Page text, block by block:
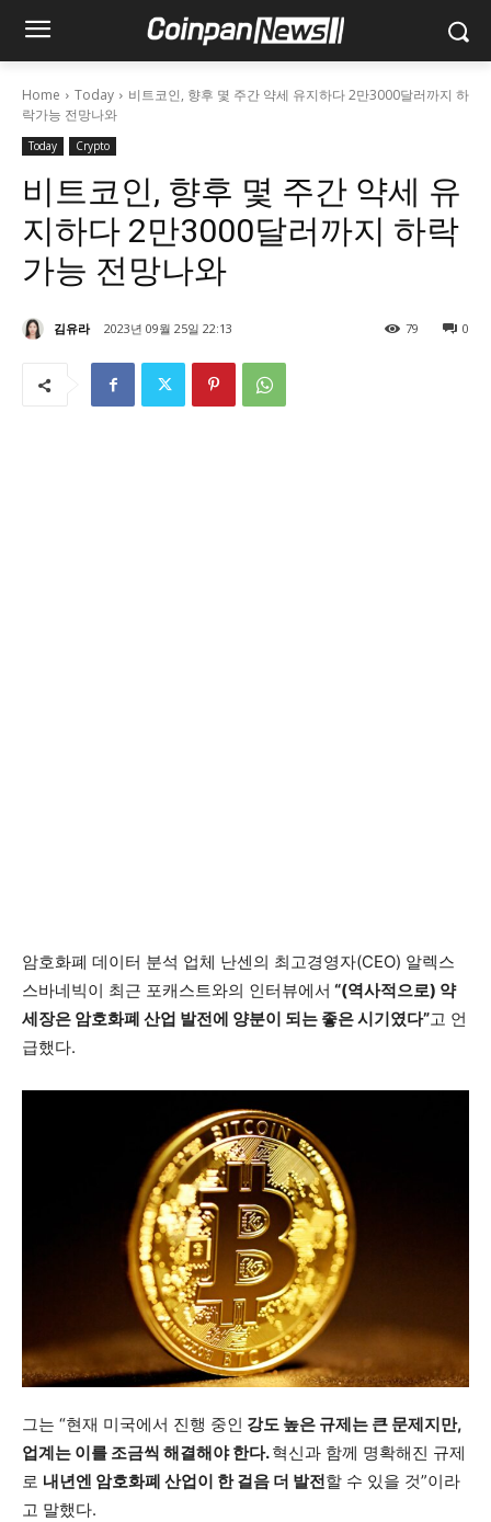
Home Today
비트코인, 향후 몇 주간 약세 유지하다 2만3000달러까지 하
락가능 전망나와
Today Crypto
비트코인, 향후 몇 주간 약세 유
지하다 2만3000달러까지 하락
가능 전망나와
김유라 2023년 09월 25일 22:13 0
79
암호화폐 데이터 분석 업체 난센의 최고경영자(CEO) 알렉스
스바네빅이 최근 포캐스트와의 인터뷰에서 “(역사적으로) 약
세장은 암호화폐 산업 발전에 양분이 되는 좋은 시기였다”고 언
급했다.
그는 “현재 미국에서 진행 중인 강도 높은 규제는 큰 문제지만,
업계는 이를 조금씩 해결해야 한다.혁신과 함께 명확해진 규제
로 내년엔 암호화폐 산업이 한 걸음 더 발전할 수 있을 것”이라
고 말했다.